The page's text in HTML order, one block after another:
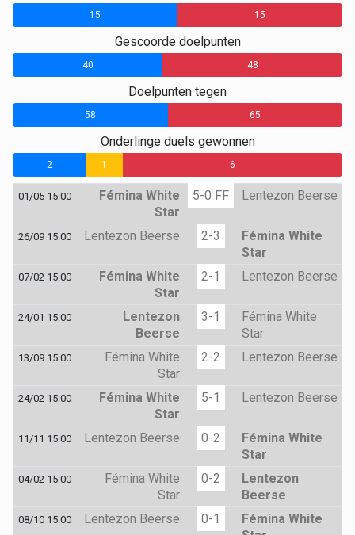
15 15
Gescoorde doelpunten
40 48
Doelpunten tegen
58 65
Onderlinge duels gewonnen
2 1 6
01/05 15:00
Fémina White
Star
5-0 FF Lentezon Beerse
26/09 15:00 Lentezon Beerse 2-3
Fémina White
Star
07/02 15:00
Fémina White
Star
2-1 Lentezon Beerse
24/01 15:00
Lentezon
Beerse
3-1
Fémina White
Star
13/09 15:00
Fémina White
Star
2-2 Lentezon Beerse
24/02 15:00
Fémina White
Star
5-1 Lentezon Beerse
11/11 15:00 Lentezon Beerse 0-2
Fémina White
Star
04/02 15:00
Fémina White
Star
0-2
Lentezon
Beerse
08/10 15:00 Lentezon Beerse 0-1
Fémina White